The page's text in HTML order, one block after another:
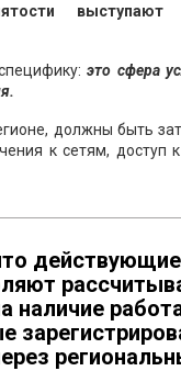
это сфера
должны быть
к сетям, доступ
наличие